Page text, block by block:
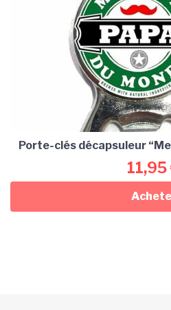
Porte-clés décapsuleur
11,95